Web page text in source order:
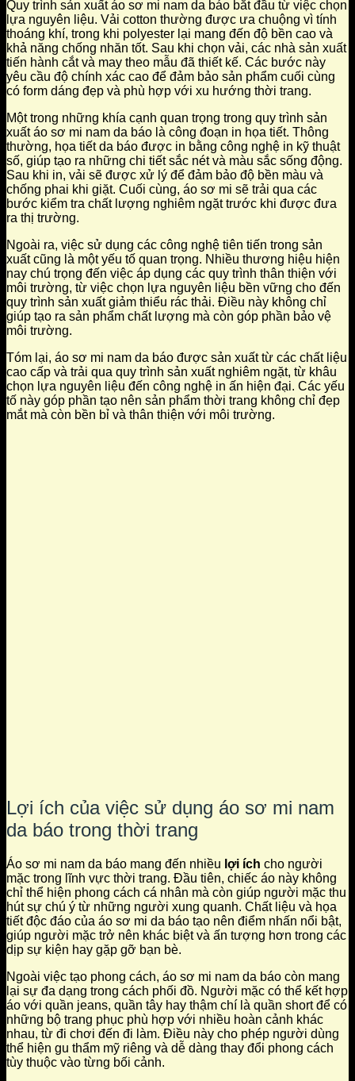
Quy trình sản xuất áo sơ mi nam da báo bắt đầu từ việc chọn
lựa nguyên liệu. Vải cotton thường được ưa chuộng vì tính
thoáng khí, trong khi polyester lại mang đến độ bền cao và
khả năng chống nhăn tốt. Sau khi chọn vải, các nhà sản xuất
tiến hành cắt và may theo mẫu đã thiết kế. Các bước này
yêu cầu độ chính xác cao để đảm bảo sản phẩm cuối cùng
có form dáng đẹp và phù hợp với xu hướng thời trang.
Một trong những khía cạnh quan trọng trong quy trình sản
xuất áo sơ mi nam da báo là công đoạn in họa tiết. Thông
thường, họa tiết da báo được in bằng công nghệ in kỹ thuật
số, giúp tạo ra những chi tiết sắc nét và màu sắc sống động.
Sau khi in, vải sẽ được xử lý để đảm bảo độ bền màu và
chống phai khi giặt. Cuối cùng, áo sơ mi sẽ trải qua các
bước kiểm tra chất lượng nghiêm ngặt trước khi được đưa
ra thị trường.
Ngoài ra, việc sử dụng các công nghệ tiên tiến trong sản
xuất cũng là một yếu tố quan trọng. Nhiều thương hiệu hiện
nay chú trọng đến việc áp dụng các quy trình thân thiện với
môi trường, từ việc chọn lựa nguyên liệu bền vững cho đến
quy trình sản xuất giảm thiểu rác thải. Điều này không chỉ
giúp tạo ra sản phẩm chất lượng mà còn góp phần bảo vệ
môi trường.
Tóm lại, áo sơ mi nam da báo được sản xuất từ các chất liệu
cao cấp và trải qua quy trình sản xuất nghiêm ngặt, từ khâu
chọn lựa nguyên liệu đến công nghệ in ấn hiện đại. Các yếu
tố này góp phần tạo nên sản phẩm thời trang không chỉ đẹp
mắt mà còn bền bỉ và thân thiện với môi trường.
Lợi ích của việc sử dụng áo sơ mi nam
da báo trong thời trang
Áo sơ mi nam da báo mang đến nhiều lợi ích cho người
mặc trong lĩnh vực thời trang. Đầu tiên, chiếc áo này không
chỉ thể hiện phong cách cá nhân mà còn giúp người mặc thu
hút sự chú ý từ những người xung quanh. Chất liệu và họa
tiết độc đáo của áo sơ mi da báo tạo nên điểm nhấn nổi bật,
giúp người mặc trở nên khác biệt và ấn tượng hơn trong các
dịp sự kiện hay gặp gỡ bạn bè.
Ngoài việc tạo phong cách, áo sơ mi nam da báo còn mang
lại sự đa dạng trong cách phối đồ. Người mặc có thể kết hợp
áo với quần jeans, quần tây hay thậm chí là quần short để có
những bộ trang phục phù hợp với nhiều hoàn cảnh khác
nhau, từ đi chơi đến đi làm. Điều này cho phép người dùng
thể hiện gu thẩm mỹ riêng và dễ dàng thay đổi phong cách
tùy thuộc vào từng bối cảnh.